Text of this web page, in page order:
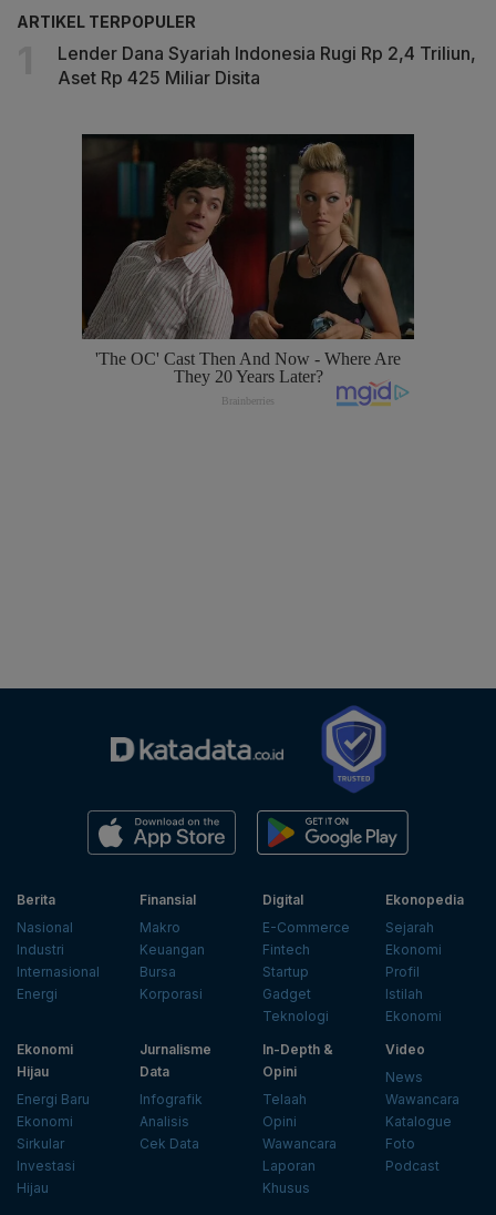
ARTIKEL TERPOPULER
Lender Dana Syariah Indonesia Rugi Rp 2,4 Triliun,
Aset Rp 425 Miliar Disita
Berita
Nasional
Industri
Internasional
Energi
Finansial
Makro
Keuangan
Bursa
Korporasi
Digital
E-Commerce
Fintech
Startup
Gadget
Teknologi
Ekonopedia
Sejarah
Ekonomi
Profil
Istilah
Ekonomi
Ekonomi
Hijau
Energi Baru
Ekonomi
Sirkular
Investasi
Hijau
Jurnalisme
Data
Infografik
Analisis
Cek Data
In-Depth &
Opini
Telaah
Opini
Wawancara
Laporan
Khusus
Video
News
Wawancara
Katalogue
Foto
Podcast